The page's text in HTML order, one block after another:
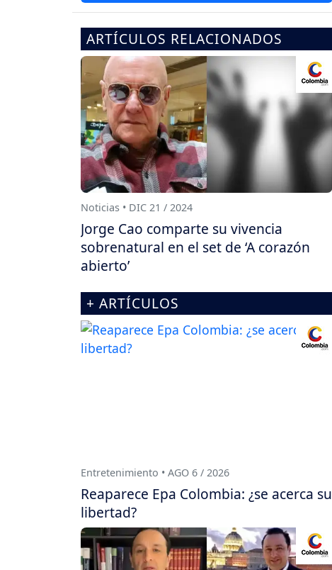
ARTÍCULOS RELACIONADOS
Noticias • DIC 21 / 2024
Jorge Cao comparte su vivencia
sobrenatural en el set de ‘A corazón
abierto’
+ ARTÍCULOS
Entretenimiento • AGO 6 / 2026
Reaparece Epa Colombia: ¿se acerca su
libertad?